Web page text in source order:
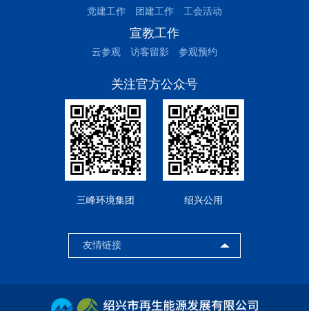
党建工作 团建工作 工会活动
宣教工作
云参观 访客留影 参观预约
关注官方公众号
三峰环境集团 绍兴公用